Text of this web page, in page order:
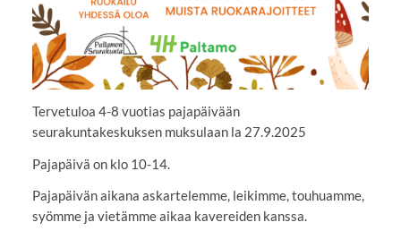
Tervetuloa 4-8 vuotias pajapäivään
seurakuntakeskuksen muksulaan la 27.9.2025
Pajapäivä on klo 10-14.
Pajapäivän aikana askartelemme, leikimme, touhuamme,
syömme ja vietämme aikaa kavereiden kanssa.